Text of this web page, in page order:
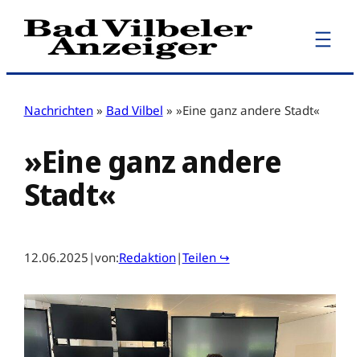
Zum
Inhalt
Nachrichten » Bad Vilbel » »Eine ganz andere Stadt«
»Eine ganz andere
Stadt«
12.06.2025 |von:Redaktion|Teilen ↪